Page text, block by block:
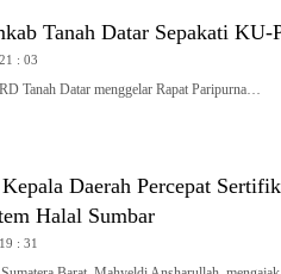
Tanah Datar Sepakati KU-
: 03
Tanah Datar menggelar Rapat Paripurna…
Daerah Percepat
Halal Sumbar
: 31